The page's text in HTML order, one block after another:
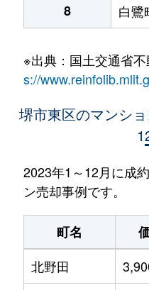
8
白鷺
※出典：国土交通省
s://
堺市東区のマンシ
2023年1～12月に成
ン売却事例です。
町名
北野田